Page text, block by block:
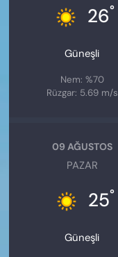
26°
Güneşli
Nem: %70
Rüzgar: 5.69 m/s
09 AĞUSTOS
PAZAR
25°
Güneşli